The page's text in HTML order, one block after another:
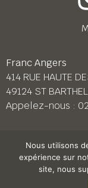
Franc Angers
414 RUE HAUTE
49124 ST
Appelez-nous :
Franc Le Mans
158 BD PIERRE
72230 ARNAGE
Nous utilisons
expérience sur
site, nous